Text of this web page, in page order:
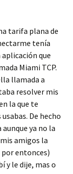
tarifa plana de
tenía
que
Miami TCP.
llamada a
resolver mis
la que te
De hecho
ya no la
amigos la
entonces)
y le dije, mas o